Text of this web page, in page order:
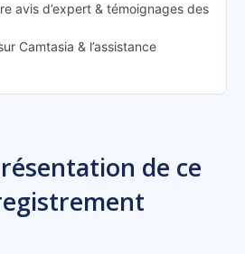
avis d’expert & témoignages des
Camtasia & l’assistance
de ce